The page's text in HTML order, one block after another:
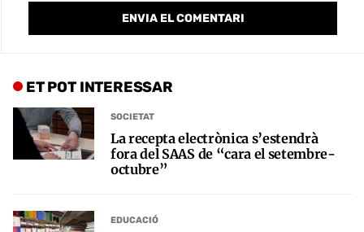
ET POT INTERESSAR
SOCIETAT
La recepta electrònica s’estendrà
fora del SAAS de “cara el setembre-
octubre”
EDUCACIÓ